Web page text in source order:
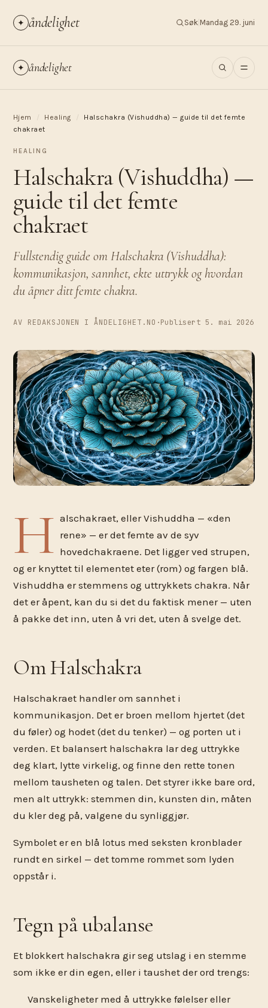
✦ åndelighet Søk Mandag 29. juni
✦ åndelighet
Hjem Healing
Halschakra (Vishuddha) — guide til det femte
chakraet
HEALING
Halschakra (Vishuddha) —
guide til det femte
chakraet
Fullstendig guide om Halschakra (Vishuddha):
kommunikasjon, sannhet, ekte uttrykk og hvordan
du åpner ditt femte chakra.
AV REDAKSJONEN I ÅNDELIGHET.NO ·Publisert 5. mai 2026
H alschakraet, eller Vishuddha — «den
rene» — er det femte av de syv
hovedchakraene. Det ligger ved strupen,
og er knyttet til elementet eter (rom) og fargen blå.
Vishuddha er stemmens og uttrykkets chakra. Når
det er åpent, kan du si det du faktisk mener — uten
å pakke det inn, uten å vri det, uten å svelge det.
Om Halschakra
Halschakraet handler om sannhet i
kommunikasjon. Det er broen mellom hjertet (det
du føler) og hodet (det du tenker) — og porten ut i
verden. Et balansert halschakra lar deg uttrykke
deg klart, lytte virkelig, og finne den rette tonen
mellom tausheten og talen. Det styrer ikke bare ord,
men alt uttrykk: stemmen din, kunsten din, måten
du kler deg på, valgene du synliggjør.
Symbolet er en blå lotus med seksten kronblader
rundt en sirkel — det tomme rommet som lyden
oppstår i.
Tegn på ubalanse
Et blokkert halschakra gir seg utslag i en stemme
som ikke er din egen, eller i taushet der ord trengs:
Vanskeligheter med å uttrykke følelser eller